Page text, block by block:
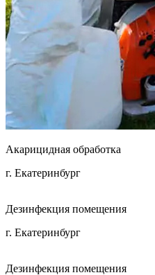
Акарицидная обработка
г. Екатеринбург
Дезинфекция помещения
г. Екатеринбург
Дезинфекция помещения